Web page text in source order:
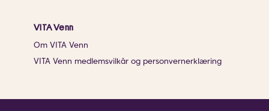
VITA Venn
Om VITA Venn
VITA Venn medlemsvilkår og personvernerklæring